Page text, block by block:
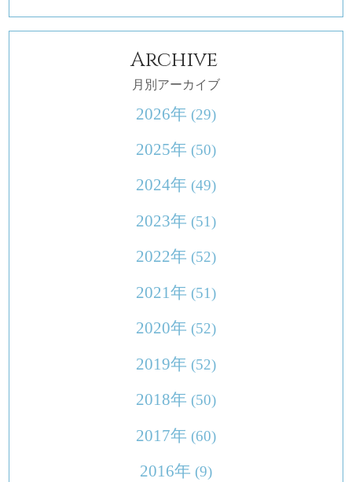
Archive
月別アーカイブ
2026年 (29)
2025年 (50)
2024年 (49)
2023年 (51)
2022年 (52)
2021年 (51)
2020年 (52)
2019年 (52)
2018年 (50)
2017年 (60)
2016年 (9)